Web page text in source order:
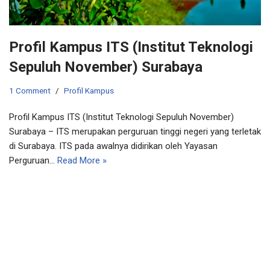
Profil Kampus ITS (Institut Teknologi
Sepuluh November) Surabaya
1 Comment Profil Kampus
Profil Kampus ITS (Institut Teknologi Sepuluh November)
Surabaya – ITS merupakan perguruan tinggi negeri yang terletak
di Surabaya. ITS pada awalnya didirikan oleh Yayasan
Perguruan… Read More »